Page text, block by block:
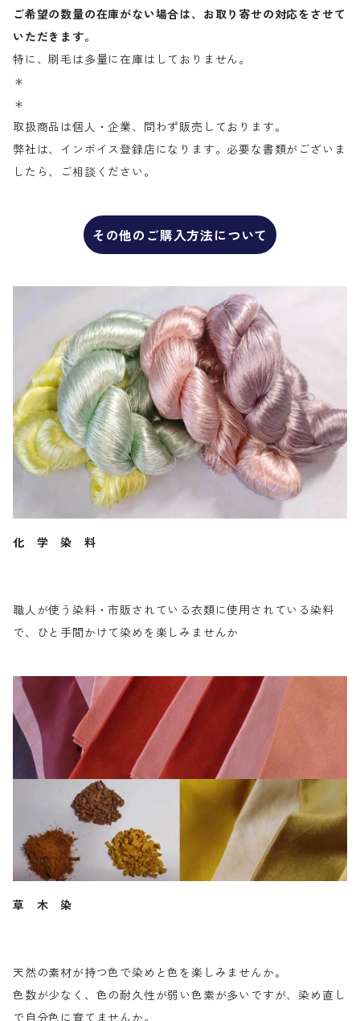
ご希望の数量の在庫がない場合は、お取り寄せの対応をさせて
いただきます。
特に、刷毛は多量に在庫はしておりません。
＊
＊
取扱商品は個人・企業、問わず販売しております。
弊社は、インボイス登録店になります。必要な書類がございま
したら、ご相談ください。
その他のご購入方法について
化 学 染 料
職人が使う染料・市販されている衣類に使用されている染料
で、ひと手間かけて染めを楽しみませんか
草 木 染
天然の素材が持つ色で染めと色を楽しみませんか。
色数が少なく、色の耐久性が弱い色素が多いですが、染め直し
で自分色に育てませんか。